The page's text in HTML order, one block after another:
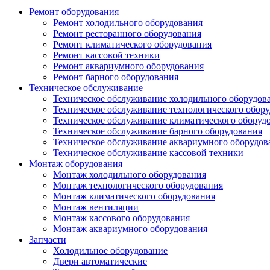
Ремонт оборудования
Ремонт холодильного оборудования
Ремонт ресторанного оборудования
Ремонт климатического оборудования
Ремонт кассовой техники
Ремонт аквариумного оборудования
Ремонт барного оборудования
Техническое обслуживание
Техническое обслуживание холодильного
Техническое обслуживание технологического
Техническое обслуживание климатического
Техническое обслуживание барного оборудования
Техническое обслуживание аквариумного
Техническое обслуживание кассовой техники
Монтаж оборудования
Монтаж холодильного оборудования
Монтаж технологического оборудования
Монтаж климатического оборудования
Монтаж вентиляции
Монтаж кассового оборудования
Монтаж аквариумного оборудования
Запчасти
Холодильное оборудование
Двери автоматические